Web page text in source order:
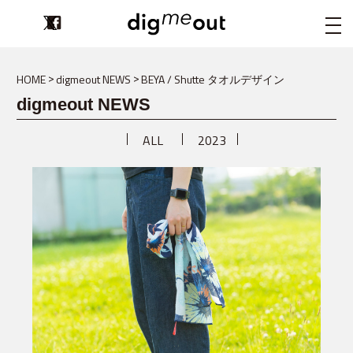
digmeout
HOME digmeout NEWS BEYA / Shutte タオルデザイン
digmeout NEWS
ALL 2023